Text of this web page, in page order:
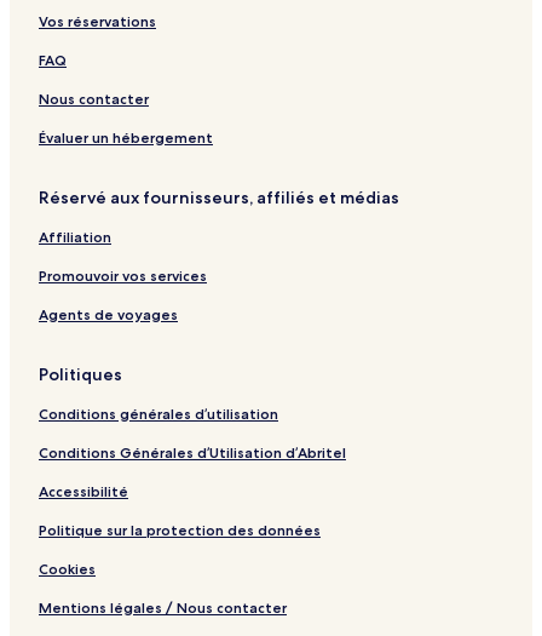
n
D
a
m
n
t
e
r
a
o
a
l
A
i
o
t
A
i
r
p
r
y
H
G
s
a
n
d
e
r
s
o
t
e
l
C
n
-
L
i
B
n
h
Vos réservations
FAQ
Nous contacter
Évaluer un hébergement
Réservé aux fournisseurs, affiliés et médias
Affiliation
Promouvoir vos services
Agents de voyages
Politiques
Conditions générales d’utilisation
Conditions Générales d’Utilisation d’Abritel
Accessibilité
Politique sur la protection des données
Cookies
Mentions légales / Nous contacter